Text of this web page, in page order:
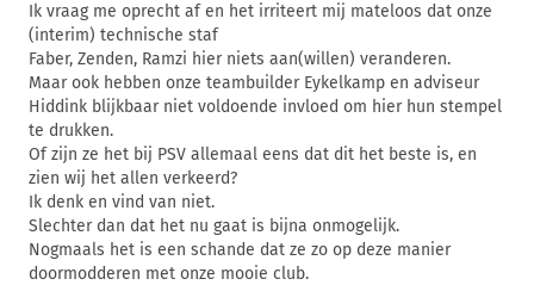
Ik vraag me oprecht af en het irriteert mij mateloos dat onze
(interim) technische staf
Faber, Zenden, Ramzi hier niets aan(willen) veranderen.
Maar ook hebben onze teambuilder Eykelkamp en adviseur
Hiddink blijkbaar niet voldoende invloed om hier hun stempel
te drukken.
Of zijn ze het bij PSV allemaal eens dat dit het beste is, en
zien wij het allen verkeerd?
Ik denk en vind van niet.
Slechter dan dat het nu gaat is bijna onmogelijk.
Nogmaals het is een schande dat ze zo op deze manier
doormodderen met onze mooie club.